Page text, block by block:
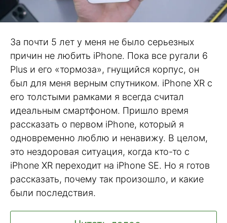
За почти 5 лет у меня не было серьезных
причин не любить iPhone. Пока все ругали 6
Plus и его «тормоза», гнущийся корпус, он
был для меня верным спутником. iPhone XR с
его толстыми рамками я всегда считал
идеальным смартфоном. Пришло время
рассказать о первом iPhone, который я
одновременно люблю и ненавижу. В целом,
это нездоровая ситуация, когда кто-то с
iPhone XR переходит на iPhone SE. Но я готов
рассказать, почему так произошло, и какие
были последствия.